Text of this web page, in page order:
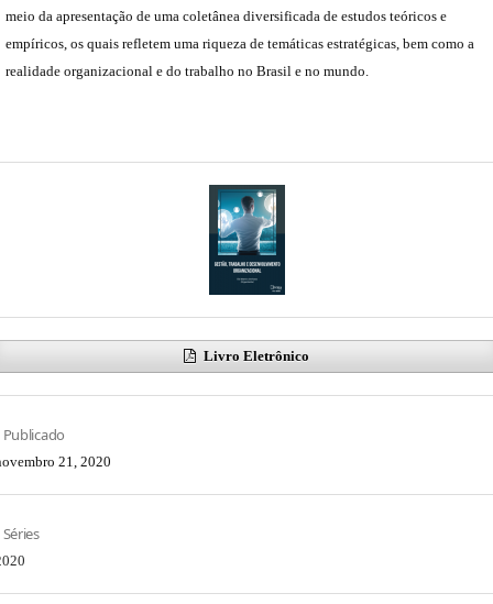
meio da apresentação de uma coletânea diversificada de estudos teóricos e
empíricos, os quais refletem uma riqueza de temáticas estratégicas, bem como a
realidade organizacional e do trabalho no Brasil e no mundo.
Livro Eletrônico
Publicado
21, 2020
Séries